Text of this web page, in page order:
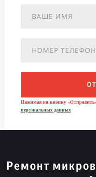
Нажимая на кнопку
персональных данных
Ремонт